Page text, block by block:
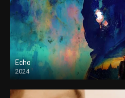
Echo
2024